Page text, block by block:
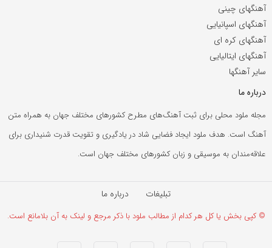
آهنگهای چینی
آهنگهای اسپانیایی
آهنگهای کره ای
آهنگهای ایتالیایی
سایر آهنگها
درباره ما
مجله ملود محلی برای ثبت آهنگ‌های مطرح کشورهای مختلف جهان به همراه متن
آهنگ است. هدف ملود ایجاد فضایی شاد در یادگیری و تقویت قدرت شنیداری برای
علاقه‌مندان به موسیقی و زبان کشورهای مختلف جهان است.
تبلیغات درباره ما
© کپی بخش یا کل هر کدام از مطالب ملود با ذکر مرجع و لینک به آن بلامانع است.